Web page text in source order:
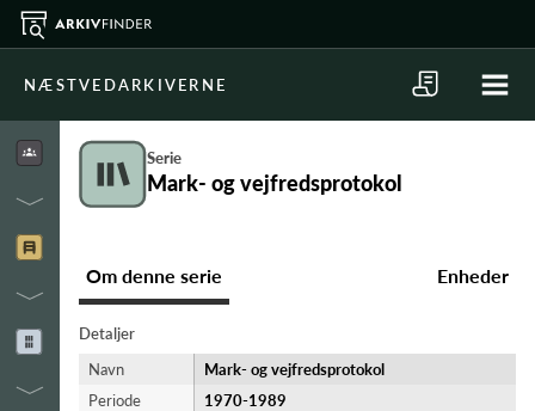
NÆSTVEDARKIVERNE
Serie
Mark- og vejfredsprotokol
Om denne serie Enheder
Detaljer
Navn
Mark- og vejfredsprotokol
Periode
1970-​1989